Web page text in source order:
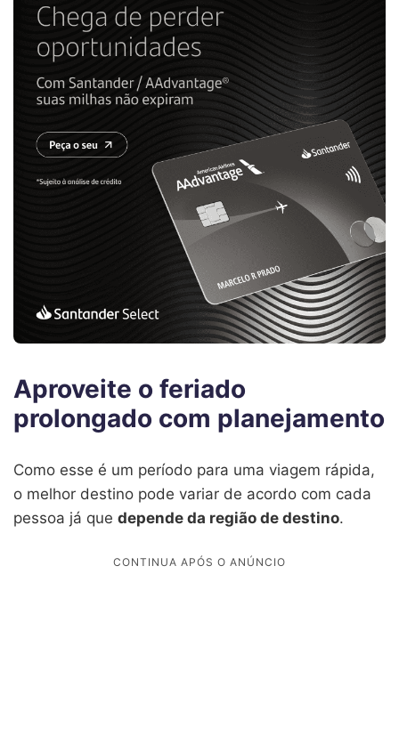
Aproveite o feriado
prolongado com planejamento
Como esse é um período para uma viagem rápida,
o melhor destino pode variar de acordo com cada
pessoa já que depende da região de destino.